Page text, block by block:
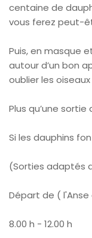
centaine de
vous ferez peut-
Puis, en masque
autour d’un bon
oublier les
Plus qu’une
Si les dauphins
(Sorties adaptés
Départ de ( l'Anse
8.00 h - 12.00 h